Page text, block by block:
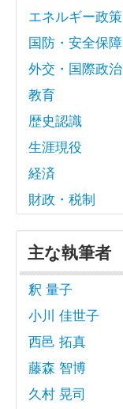
エネルギー政策
国防・安全保障
外交・国際政治
教育
歴史認識
生涯現役
経済
財政・税制
主な執筆者
釈 量子
小川 佳世子
西邑 拓真
藤森 智博
久村 晃司